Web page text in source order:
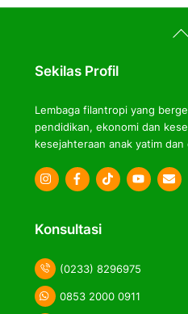
Sekilas Profil
Lembaga filantropi yang
pendidikan, ekonomi dan
kesejahteraan anak yatim dan
Icon
Icon
Icon
Konsultasi
(0233) 8296975
0853 2000 0911